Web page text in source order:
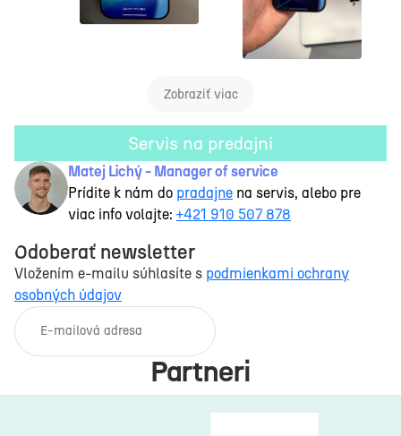
Zobraziť viac
Servis na predajni
Matej Lichý - Manager of service
Prídite k nám do pradajne na servis, alebo pre
viac info volajte: +421 910 507 878
Odoberať newsletter
Vložením e-mailu súhlasíte s podmienkami ochrany
osobných údajov
E-mail
Partneri